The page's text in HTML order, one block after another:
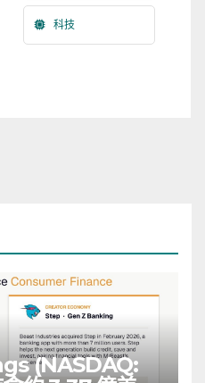
科技
(NASDAQ: